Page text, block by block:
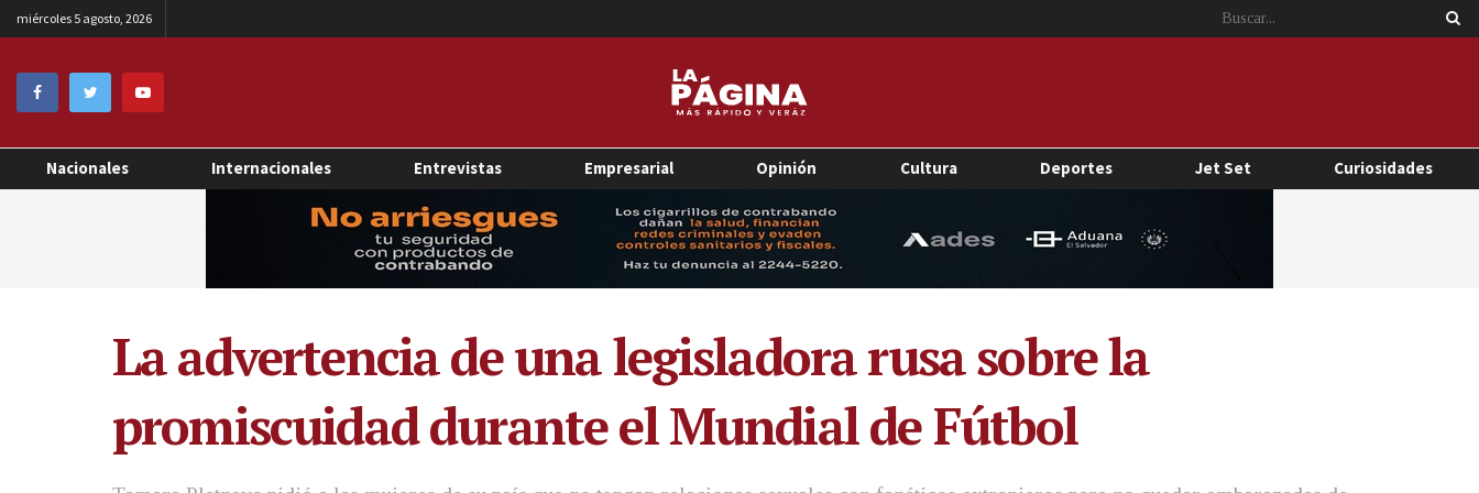
miércoles 5 agosto, 2026
Nacionales Internacionales Entrevistas Empresarial Opinión Cultura Deportes Jet Set Curiosidades
La advertencia de una legisladora rusa sobre la
promiscuidad durante el Mundial de Fútbol